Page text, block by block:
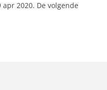
apr 2020. De volgende